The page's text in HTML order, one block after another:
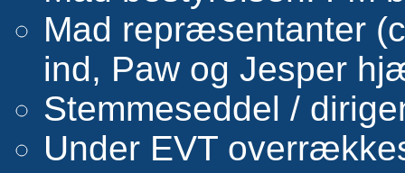
Mad repræsentanter
ind, Paw og Jesper
Stemmeseddel /
Under EVT